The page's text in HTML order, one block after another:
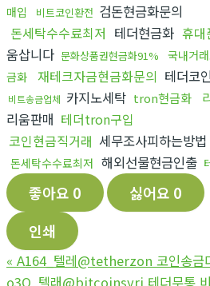
매입
비트코인환전 검돈현금화문의
돈세탁수수료최저 테더현금화 휴대
움삽니다 문화상품권현금화91% 국내거
금화
재테크자금현금화문의 테더코
비트송금업체 카지노세탁 tron현금화
리움판매 테더tron구입
코인현금직거래 세무조사피하는방법
돈세탁수수료최저 해외선물현금인출
좋아요 0 싫어요 0
인쇄
« A164_텔레@tetherzon 코인송금
o3O_텔래@bitcoinsyri 테더무통